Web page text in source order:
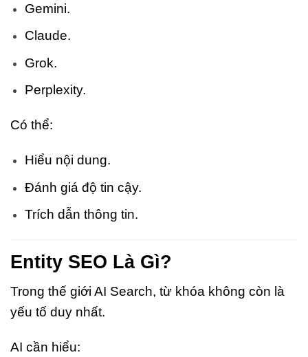
Gemini.
Claude.
Grok.
Perplexity.
Có thể:
Hiểu nội dung.
Đánh giá độ tin cậy.
Trích dẫn thông tin.
Entity SEO Là Gì?
Trong thế giới AI Search, từ khóa không còn là
yếu tố duy nhất.
AI cần hiểu: